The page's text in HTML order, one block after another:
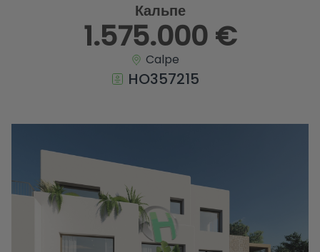
Кальпе
1.575.000 €
Calpe
HO357215